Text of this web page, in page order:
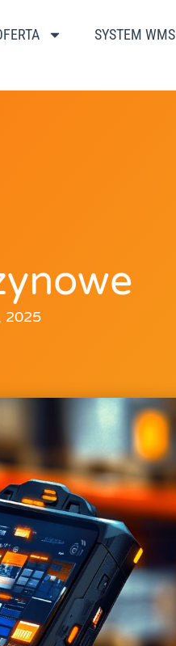
SYSTEM WMS
2025